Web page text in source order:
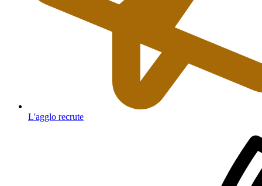
L'agglo recrute